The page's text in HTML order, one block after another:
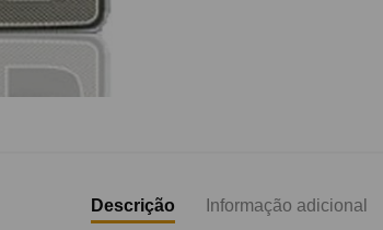
Descrição Informação adicional